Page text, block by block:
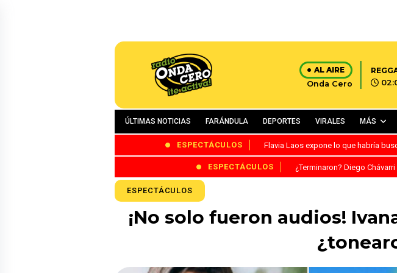
AL AIRE
Onda Cero
ÚLTIMAS NOTICIAS FARÁNDULA DEPORTES VIRALES MÁS
ESPECTÁCULOS Flavia Laos expone lo que habría
ESPECTÁCULOS ¿Terminaron? Diego
ESPECTÁCULOS
¡No solo fueron audios!